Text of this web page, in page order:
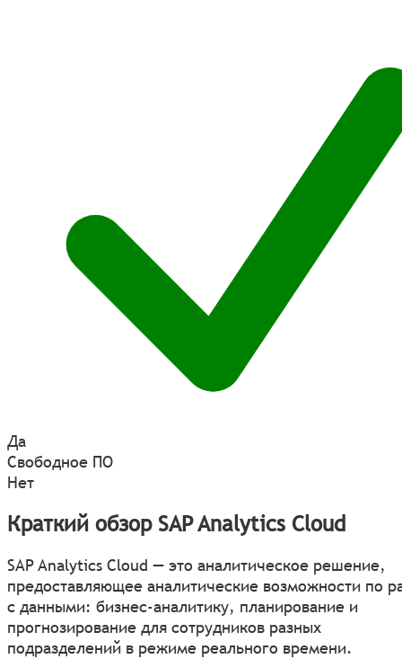
Да
Свободное ПО
Нет
Краткий обзор SAP Analytics Cloud
SAP Analytics Cloud — это аналитическое решение,
предоставляющее аналитические возможности по
с данными: бизнес-аналитику, планирование и
прогнозирование для сотрудников разных
подразделений в режиме реального времени.